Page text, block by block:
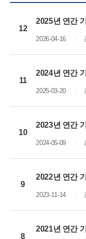
12
2025년 연간
2026-04-16
11
2024년 연간
2025-03-20
10
2023년 연간
2024-05-09
9
2022년 연간
2023-11-14
8
2021년 연간